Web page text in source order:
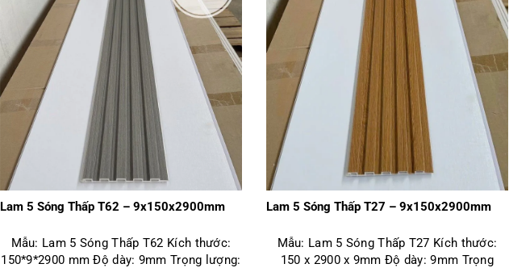
Lam 5 Sóng Thấp T62 – 9x150x2900mm
Mẫu: Lam 5 Sóng Thấp T62 Kích thước:
150*9*2900 mm Độ dày: 9mm Trọng lượng:
Lam 5 Sóng Thấp T27 – 9x150x2900mm
Mẫu: Lam 5 Sóng Thấp T27 Kích thước:
150 x 2900 x 9mm Độ dày: 9mm Trọng